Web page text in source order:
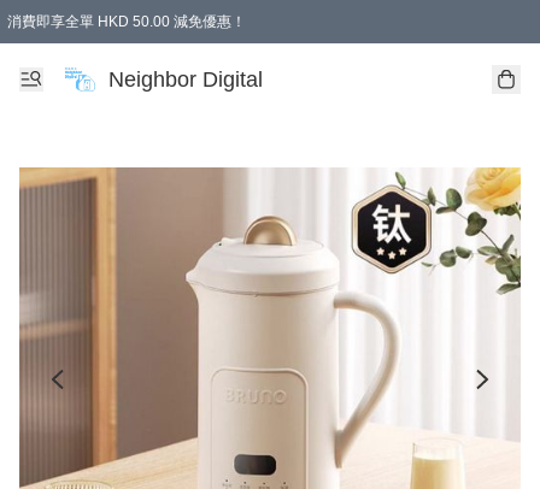
消費即享全單 HKD 50.00 減免優惠！
Neighbor Digital